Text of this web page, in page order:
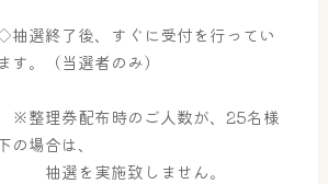
ル
ド
選終了後、すぐに受付を行ってい
す。（当選者のみ）
理券配布時のご人数が、25名様
の場合は、
選を実施致しません。